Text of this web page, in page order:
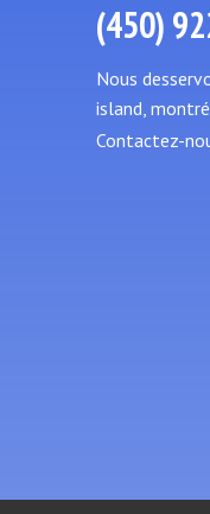
(450)
Nous
island,
Contactez-